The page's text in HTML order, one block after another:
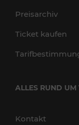
Preisarchiv
Ticket kaufen
ALLES RUND UM
Kontakt